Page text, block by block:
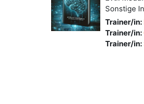
Sonstige
Trainer/in:
Trainer/in:
Trainer/in: